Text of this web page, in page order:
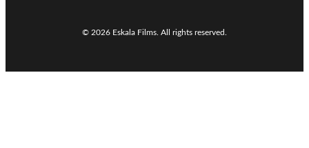
© 2026 Eskala Films. All rights reserved.